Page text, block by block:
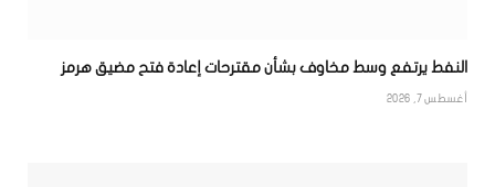
النفط يرتفع وسط مخاوف بشأن مقترحات إعادة فتح مضيق هرمز
أغسطس 7, 2026